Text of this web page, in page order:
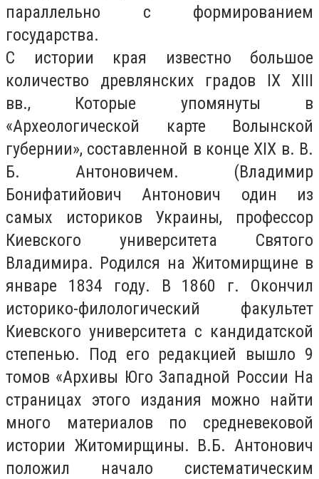
параллельно с формированием
государства.
С истории края известно большое
количество древлянских градов IX XIII
вв., Которые упомянуты в
«Археологической карте Волынской
губернии», составленной в конце XIX в. В.
Б. Антоновичем. (Владимир
Бонифатийович Антонович один из
самых историков Украины, профессор
Киевского университета Святого
Владимира. Родился на Житомирщине в
январе 1834 году. В 1860 г. Окончил
историко-филологический факультет
Киевского университета с кандидатской
степенью. Под его редакцией вышло 9
томов «Архивы Юго Западной России На
страницах этого издания можно найти
много материалов по средневековой
истории Житомирщины. В.Б. Антонович
положил начало систематическим